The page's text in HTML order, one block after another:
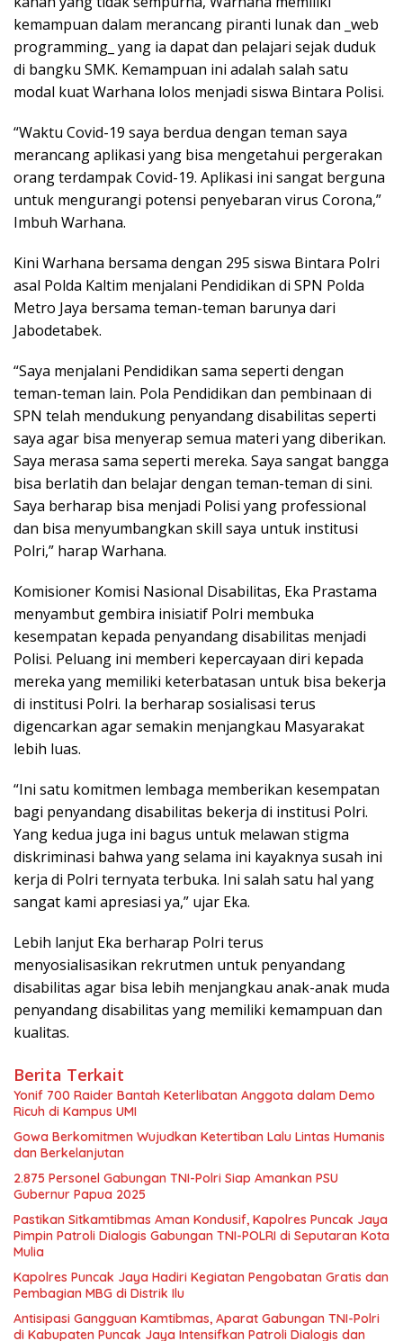
kemampuan dalam merancang piranti lunak dan _web
programming_ yang ia dapat dan pelajari sejak duduk
di bangku SMK. Kemampuan ini adalah salah satu
modal kuat Warhana lolos menjadi siswa Bintara Polisi.
“Waktu Covid-19 saya berdua dengan teman saya
merancang aplikasi yang bisa mengetahui pergerakan
orang terdampak Covid-19. Aplikasi ini sangat berguna
untuk mengurangi potensi penyebaran virus Corona,”
Imbuh Warhana.
Kini Warhana bersama dengan 295 siswa Bintara Polri
asal Polda Kaltim menjalani Pendidikan di SPN Polda
Metro Jaya bersama teman-teman barunya dari
Jabodetabek.
“Saya menjalani Pendidikan sama seperti dengan
teman-teman lain. Pola Pendidikan dan pembinaan di
SPN telah mendukung penyandang disabilitas seperti
saya agar bisa menyerap semua materi yang diberikan.
Saya merasa sama seperti mereka. Saya sangat bangga
bisa berlatih dan belajar dengan teman-teman di sini.
Saya berharap bisa menjadi Polisi yang professional
dan bisa menyumbangkan skill saya untuk institusi
Polri,” harap Warhana.
Komisioner Komisi Nasional Disabilitas, Eka Prastama
menyambut gembira inisiatif Polri membuka
kesempatan kepada penyandang disabilitas menjadi
Polisi. Peluang ini memberi kepercayaan diri kepada
mereka yang memiliki keterbatasan untuk bisa bekerja
di institusi Polri. Ia berharap sosialisasi terus
digencarkan agar semakin menjangkau Masyarakat
lebih luas.
“Ini satu komitmen lembaga memberikan kesempatan
bagi penyandang disabilitas bekerja di institusi Polri.
Yang kedua juga ini bagus untuk melawan stigma
diskriminasi bahwa yang selama ini kayaknya susah ini
kerja di Polri ternyata terbuka. Ini salah satu hal yang
sangat kami apresiasi ya,” ujar Eka.
Lebih lanjut Eka berharap Polri terus
menyosialisasikan rekrutmen untuk penyandang
disabilitas agar bisa lebih menjangkau anak-anak muda
penyandang disabilitas yang memiliki kemampuan dan
kualitas.
Berita Terkait
Yonif 700 Raider Bantah Keterlibatan Anggota dalam Demo
Ricuh di Kampus UMI
Gowa Berkomitmen Wujudkan Ketertiban Lalu Lintas Humanis
dan Berkelanjutan
2.875 Personel Gabungan TNI-Polri Siap Amankan PSU
Gubernur Papua 2025
Pastikan Sitkamtibmas Aman Kondusif, Kapolres Puncak Jaya
Pimpin Patroli Dialogis Gabungan TNI-POLRI di Seputaran Kota
Mulia
Kapolres Puncak Jaya Hadiri Kegiatan Pengobatan Gratis dan
Pembagian MBG di Distrik Ilu
Antisipasi Gangguan Kamtibmas, Aparat Gabungan TNI-Polri
di Kabupaten Puncak Jaya Intensifkan Patroli Dialogis dan